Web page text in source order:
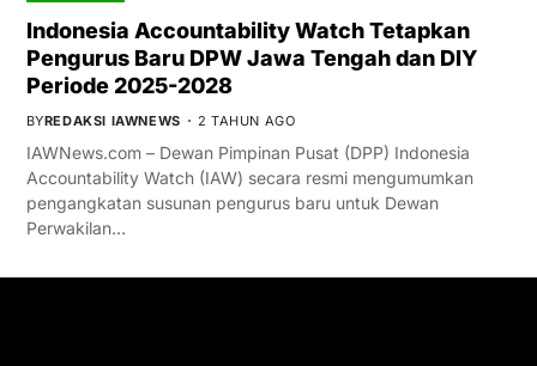
Indonesia Accountability Watch Tetapkan
Pengurus Baru DPW Jawa Tengah dan DIY
Periode 2025-2028
BYREDAKSI IAWNEWS 2 TAHUN AGO
IAWNews.com – Dewan Pimpinan Pusat (DPP) Indonesia
Accountability Watch (IAW) secara resmi mengumumkan
pengangkatan susunan pengurus baru untuk Dewan
Perwakilan…